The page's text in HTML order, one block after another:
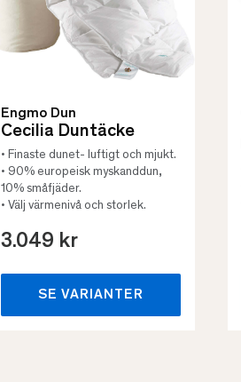
Engmo Dun
Cecilia Duntäcke
• Finaste dunet- luftigt och mjukt.
• 90% europeisk myskanddun,
10% småfjäder.
• Välj värmenivå och storlek.
3.049 kr
SE VARIANTER